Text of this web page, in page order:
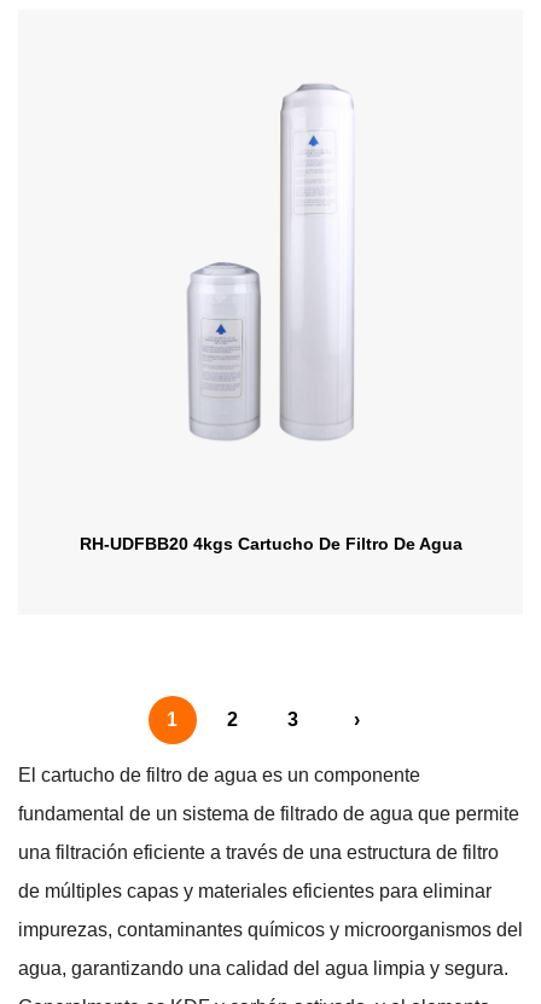
RH-UDFBB20 4kgs Cartucho De Filtro De Agua
1 2 3 ›
El cartucho de filtro de agua es un componente
fundamental de un sistema de filtrado de agua que permite
una filtración eficiente a través de una estructura de filtro
de múltiples capas y materiales eficientes para eliminar
impurezas, contaminantes químicos y microorganismos del
agua, garantizando una calidad del agua limpia y segura.